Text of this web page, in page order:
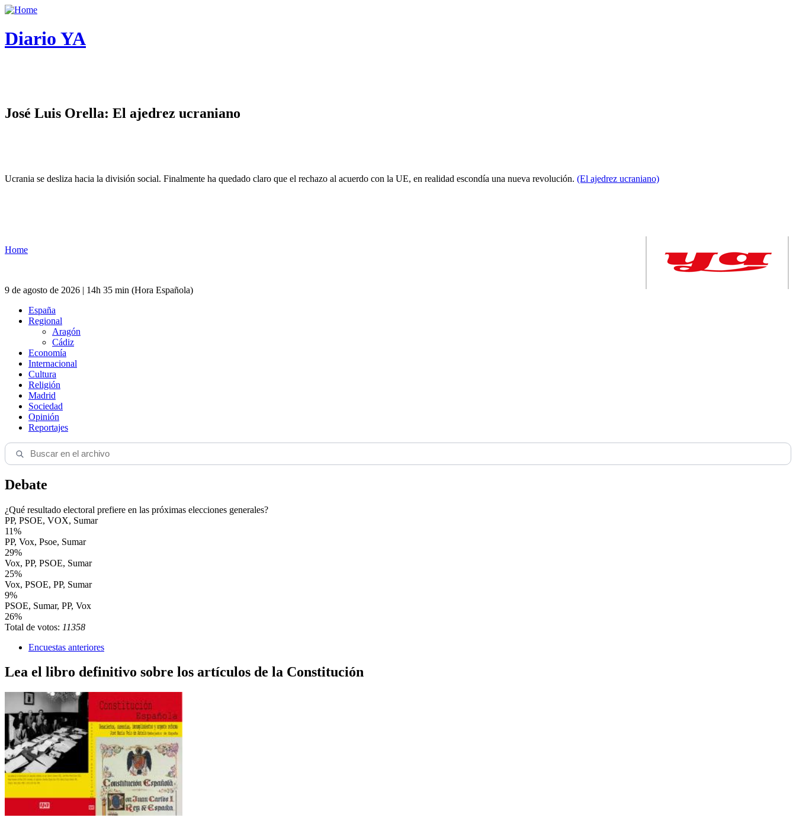
Diario YA
José Luis Orella: El ajedrez ucraniano
Ucrania se desliza hacia la división social. Finalmente ha quedado claro que el rechazo al acuerdo con la UE, en realidad escondía una nueva revolución. (El ajedrez ucraniano)
Home
9 de agosto de 2026 | 14h 35 min (Hora Española)
España
Regional
Aragón
Cádiz
Economía
Internacional
Cultura
Religión
Madrid
Sociedad
Opinión
Reportajes
Debate
¿Qué resultado electoral prefiere en las próximas elecciones generales?
PP, PSOE, VOX, Sumar
11%
PP, Vox, Psoe, Sumar
29%
Vox, PP, PSOE, Sumar
25%
Vox, PSOE, PP, Sumar
9%
PSOE, Sumar, PP, Vox
26%
Total de votos: 11358
Encuestas anteriores
Lea el libro definitivo sobre los artículos de la Constitución